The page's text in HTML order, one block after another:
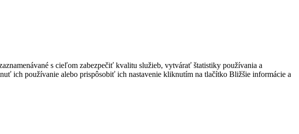
s cieľom zabezpečiť kvalitu služieb, vytvárať štatistiky používania a
ich používanie alebo prispôsobiť ich nastavenie kliknutím na tlačítko Bližšie informácie a